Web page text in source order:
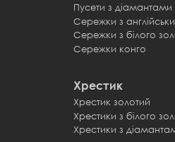
Пусети з діамантами
Сережки з
Сережки з білого
Сережки конго
Хрестик
Хрестик золотий
Хрестики з білого
Хрестики з